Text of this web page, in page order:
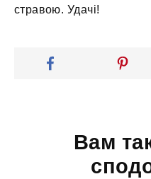
стравою. Удачі!
Вам